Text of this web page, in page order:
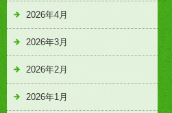
2026年4月
2026年3月
2026年2月
2026年1月